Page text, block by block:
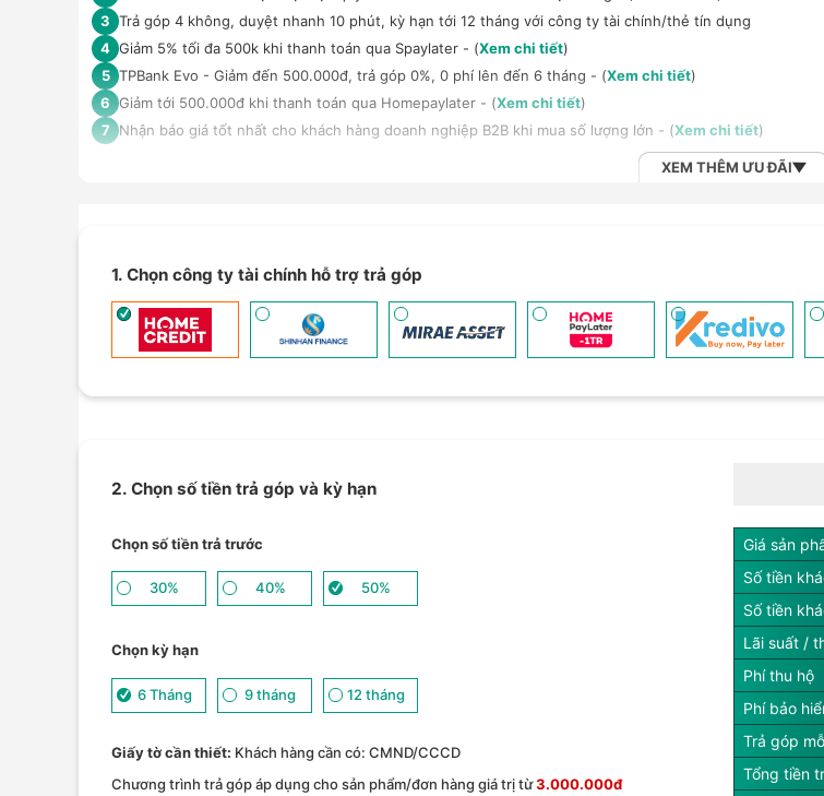
3 Trả góp 4 không, duyệt nhanh 10 phút, kỳ hạn tới 12 tháng với công ty tài chính/thẻ tín dụng
4 Giảm 5% tối đa 500k khi thanh toán qua Spaylater - (Xem chi tiết)
5 TPBank Evo - Giảm đến 500.000đ, trả góp 0%, 0 phí lên đến 6 tháng - (Xem chi tiết)
6 Giảm tới 500.000đ khi thanh toán qua Homepaylater - (Xem chi tiết)
7
Nhận báo giá tốt nhất cho khách hàng doanh nghiệp B2B khi mua số lượng lớn - (Xem chi tiết)
XEM THÊM ƯU ĐÃI
1. Chọn công ty tài chính hỗ trợ trả góp
2. Chọn số tiền trả góp và kỳ hạn
Chọn số tiền trả trước
30% 40% 50%
Chọn kỳ hạn
6 Tháng 9 tháng 12 tháng
Giấy tờ cần thiết: Khách hàng cần có: CMND/CCCD
Chương trình trả góp áp dụng cho sản phẩm/đơn hàng giá trị từ3.000.000đ
Giá sản
Số tiền
Số tiền
Lãi suất /
Phí thu hộ
Phí bảo
Trả góp
Tổng tiền